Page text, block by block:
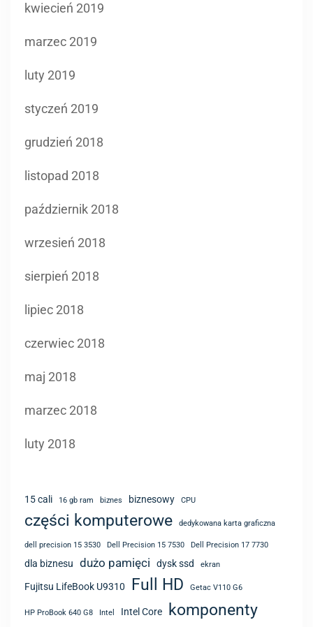
kwiecień 2019
marzec 2019
luty 2019
styczeń 2019
grudzień 2018
listopad 2018
październik 2018
wrzesień 2018
sierpień 2018
lipiec 2018
czerwiec 2018
maj 2018
marzec 2018
luty 2018
15 cali 16 gb ram biznes biznesowy CPU
części komputerowe dedykowana karta graficzna
dell precision 15 3530 Dell Precision 15 7530 Dell Precision 17 7730
dla biznesu dużo pamięci dysk ssd ekran
Fujitsu LifeBook U9310 Full HD Getac V110 G6
HP ProBook 640 G8 Intel Intel Core komponenty